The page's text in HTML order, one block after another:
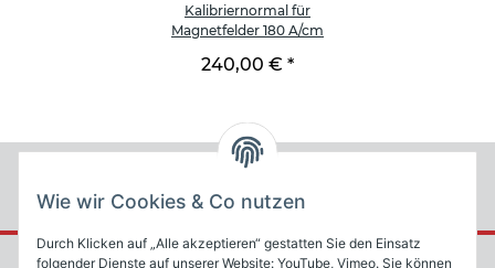
Kalibriernormal für
Magnetfelder 180 A/cm
240,00 € *
Wie wir Cookies & Co nutzen
Durch Klicken auf „Alle akzeptieren“ gestatten Sie den Einsatz
folgender Dienste auf unserer Website: YouTube, Vimeo. Sie können